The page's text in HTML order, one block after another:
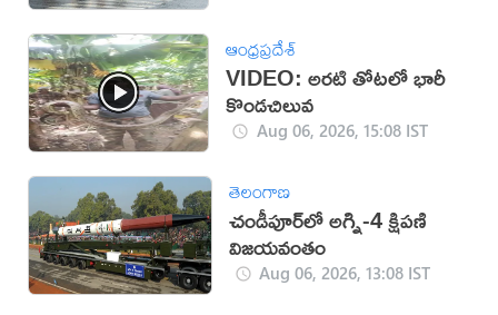
ఆంధ్రప్రదేశ్
VIDEO: అరటి తోటలో భారీ
కొండచిలువ
Aug 06, 2026, 15:08 IST
తెలంగాణ
చండీపూర్‌లో అగ్ని-4 క్షిపణి
విజయవంతం
Aug 06, 2026, 13:08 IST